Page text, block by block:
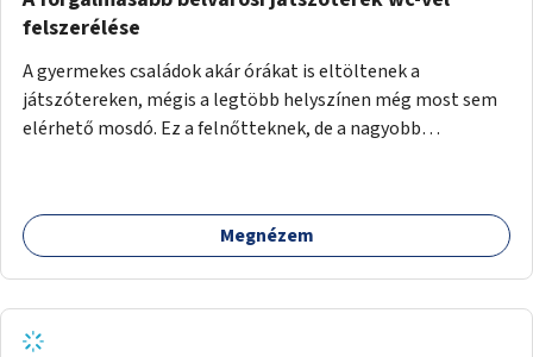
felszerélése
A gyermekes családok akár órákat is eltöltenek a
játszótereken, mégis a legtöbb helyszínen még most sem
elérhető mosdó. Ez a felnőtteknek, de a nagyobb
Megnézem